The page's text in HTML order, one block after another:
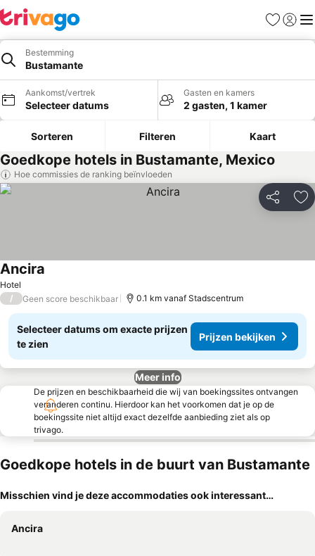
Favorieten
Bestemming
Bustamante
Aankomst/vertrek
Selecteer datums
Gasten en kamers
2 gasten, 1 kamer
Sorteren Filteren Kaart
Goedkope hotels in Bustamante, Mexico
Hoe commissies de ranking beïnvloeden
Delen
Hotel
Ancira
/ Geen score beschikbaar 0.1 km vanaf Stadscentrum
Selecteer datums om exacte prijzen
te zien
Prijzen bekijken
Meer info
De prijzen en beschikbaarheid die wij van boekingssites ontvangen
veranderen continu. Hierdoor kan het voorkomen dat je op de
boekingssite niet altijd exact dezelfde aanbieding ziet als op
trivago.
Goedkope hotels in de buurt van Bustamante
Misschien vind je deze accommodaties ook interessant…
Ancira